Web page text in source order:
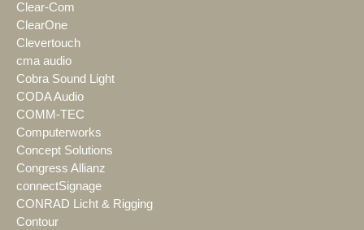
Clear-Com
ClearOne
Clevertouch
cma audio
Cobra Sound Light
CODA Audio
COMM-TEC
Computerworks
Concept Solutions
Congress Allianz
connectSignage
CONRAD Licht & Rigging
Contour